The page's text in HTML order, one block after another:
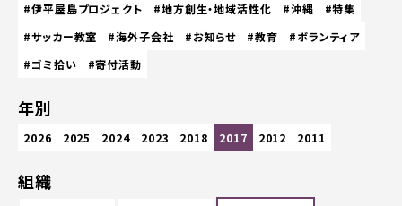
#伊平屋島プロジェクト
#地方創生・地域活性化 #沖縄
#特集
#サッカー教室
#海外子会社 #お知らせ #教育
#ボランティア
#ゴミ拾い
#寄付活動
年別
2026 2025 2024 2023 2018 2017 2012 2011
組織